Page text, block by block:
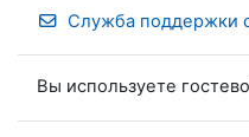
Служба поддержки
Вы используете